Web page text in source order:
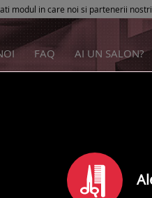
modul in care noi si partenerii
FAQ AI UN SALON?